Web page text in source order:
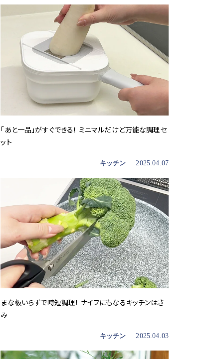
「あと一品」がすぐできる！ ミニマルだけど万能な調理セ
ット
キッチン 2025.04.07
まな板いらずで時短調理！ ナイフにもなるキッチンはさ
み
キッチン 2025.04.03